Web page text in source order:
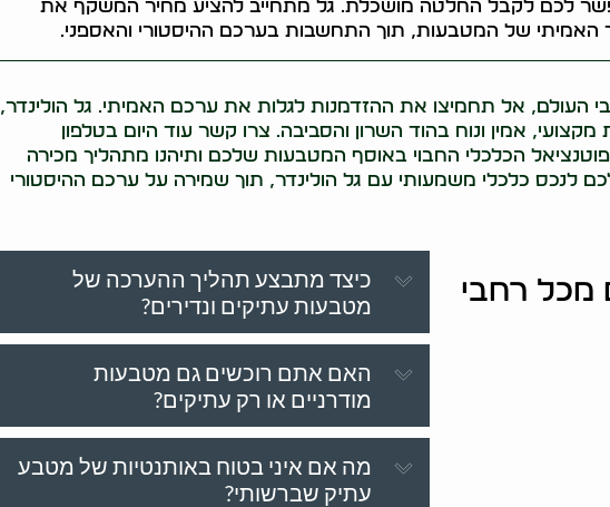
לכם לקבל החלטה מושכלת. גל מתחייב להציע מחיר המשקף את
האמיתי של המטבעות, תוך התחשבות בערכם ההיסטורי והאספני.
העולם, אל תחמיצו את ההזדמנות לגלות את ערכם האמיתי. גל הולינדר,
אמין ונוח בהוד השרון והסביבה. צרו קשר עוד היום בטלפון
את הפוטנציאל הכלכלי החבוי באוסף המטבעות שלכם ותיהנו מתהליך מכירה
לנכס כלכלי משמעותי עם גל הולינדר, תוך שמירה על ערכם ההיסטורי
מכל רחבי
כיצד מתבצע תהליך ההערכה של
מטבעות עתיקים ונדירים?
האם אתם רוכשים גם מטבעות
מודרניים או רק עתיקים?
מה אם איני בטוח באותנטיות של מטבע
עתיק שברשותי?